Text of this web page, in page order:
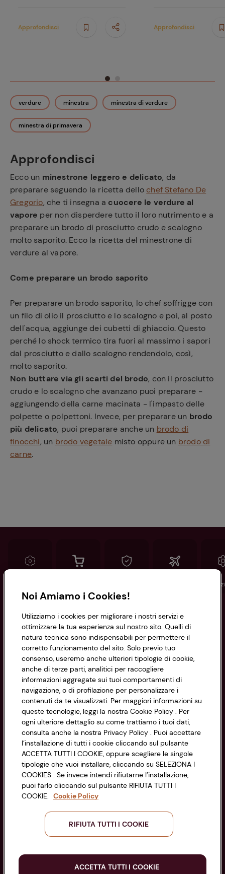
verdure minestra minestra di verdure
minestra di primavera
Approfondisci
Ecco un minestrone leggero e delicato, da
preparare seguendo la ricetta dello chef Stefano De
Gregorio, che ti insegna a cuocere le verdure al
vapore per non disperdere tutto il loro nutrimento e a
preparare un brodo di prosciutto crudo e scalogno
molto saporito. Ecco la ricetta del minestrone di
verdure al vapore.
Come preparare un brodo saporito
Per preparare un brodo saporito, lo chef soffrigge con
un filo di olio il prosciutto e lo scalogno e poi, al posto
dell'acqua, aggiunge dei cubetti di ghiaccio. Questo
perché lo shock termico tira fuori al massimo i sapori
dal prosciutto e dallo scalogno rendendolo, così,
molto saporito.
Non buttare via gli scarti del brodo, con il prosciutto
crudo e lo scalogno che avanzano puoi preparare -
aggiungendo della carne macinata - l'impasto delle
polpette o polpettoni. Invece, per preparare un brodo
più delicato, puoi preparare anche un brodo di
finocchi, un brodo vegetale misto oppure un brodo di
carne.
Approfondisci Approfondisci
Informazioni
Privacy Policy
Cookie Policy
Impostazioni Cookie
Accessibilità
CONAD SOCIETÀ COOPERATIVA
Via Michelino, 59 | 40127 BOLOGNA
Codice Fiscale e Registro Imprese
di Bologna 00865960157
PARTITA IVA 03320960374
Servizio clienti
Seguici sui Social:
Scarica l'app
Noi Amiamo i Cookies!
Utilizziamo i cookies per migliorare i nostri servizi e
ottimizzare la tua esperienza sul nostro sito. Quelli di
natura tecnica sono indispensabili per permettere il
corretto funzionamento del sito. Solo previo tuo
consenso, useremo anche ulteriori tipologie di cookie,
anche di terze parti, analitici per raccogliere
informazioni aggregate sui tuoi comportamenti di
navigazione, o di profilazione per personalizzare i
contenuti da te visualizzati. Per maggiori informazioni su
queste tecnologie, leggi la nostra Cookie Policy . Per
ogni ulteriore dettaglio su come trattiamo i tuoi dati,
consulta anche la nostra Privacy Policy . Puoi accettare
l’installazione di tutti i cookie cliccando sul pulsante
ACCETTA TUTTI I COOKIE, oppure scegliere le singole
tipologie che vuoi installare, cliccando su SELEZIONA I
COOKIES . Se invece intendi rifiutarne l’installazione,
puoi farlo cliccando sul pulsante RIFIUTA TUTTI I
COOKIE. Cookie Policy
RIFIUTA TUTTI I COOKIE
ACCETTA TUTTI I COOKIE